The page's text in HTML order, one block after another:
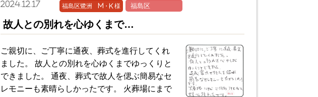
2024.12.17 福島区鷺洲 M・K 様 福島区
故人との別れを心ゆくまで…
ご親切に、ご丁寧に通夜、葬式を進行してくれ
ました。 故人との別れを心ゆくまでゆっくりと
できました。 通夜、葬式で故人を偲ぶ簡易なセ
レモニーも素晴らしかったです。 火葬場にまで